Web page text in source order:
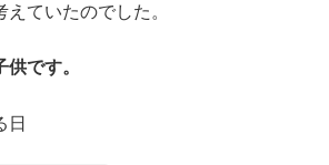
ていたのでした。
です。
日